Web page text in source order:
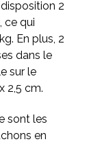
2
ce qui
En plus, 2
dans le
sur le
2,5 cm.
sont les
en